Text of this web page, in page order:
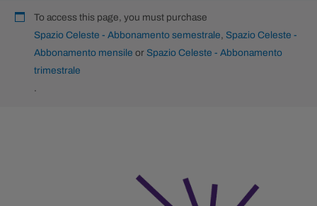
To access this page, you must purchase
Spazio Celeste - Abbonamento semestrale, Spazio Celeste -
Abbonamento mensile or Spazio Celeste - Abbonamento
trimestrale
.